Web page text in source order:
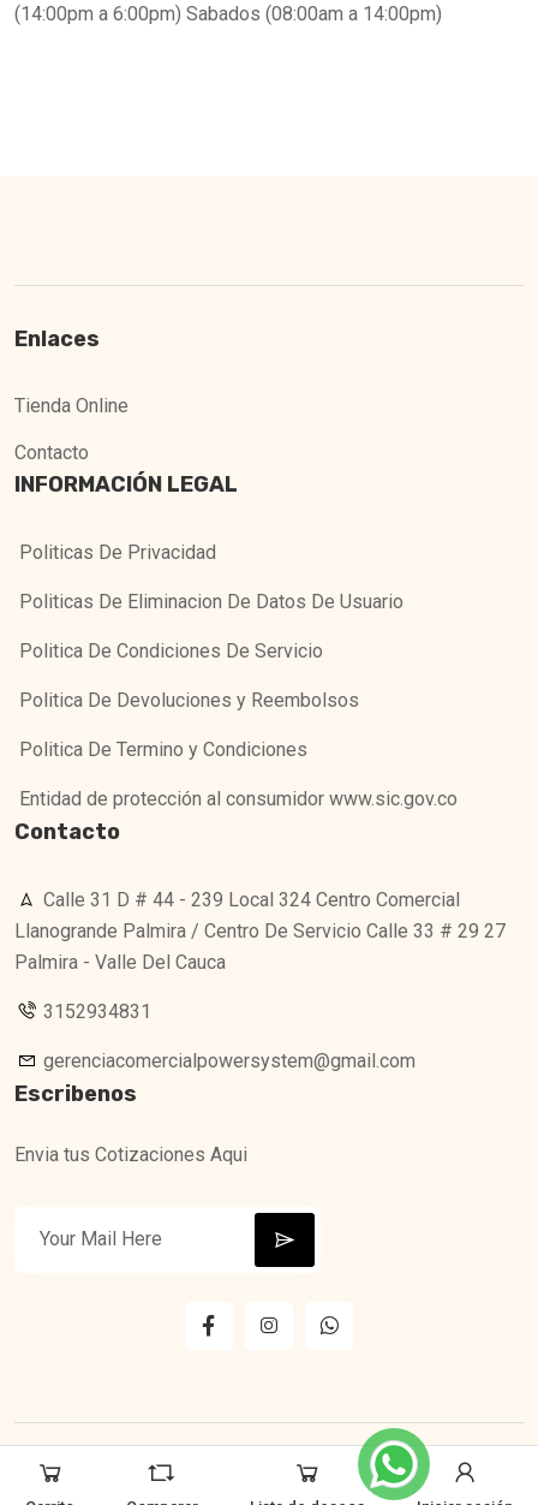
(14:00pm a 6:00pm) Sabados (08:00am a 14:00pm)
Enlaces
Tienda Online
Contacto
INFORMACIÓN LEGAL
Politicas De Privacidad
Politicas De Eliminacion De Datos De Usuario
Politica De Condiciones De Servicio
Politica De Devoluciones y Reembolsos
Politica De Termino y Condiciones
Entidad de protección al consumidor www.sic.gov.co
Contacto
Calle 31 D # 44 - 239 Local 324 Centro Comercial
Llanogrande Palmira / Centro De Servicio Calle 33 # 29 27
Palmira - Valle Del Cauca
3152934831
gerenciacomercialpowersystem@gmail.com
Escribenos
Envia tus Cotizaciones Aqui
© 2026 Copyright All Right Reserved by Power Systen